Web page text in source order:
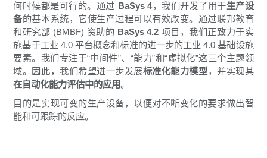
何时候都是可行的。通过 BaSys 4，我们开发了用于生产设
备的基本系统，它使生产过程可以有效改变。通过联邦教育
和研究部 (BMBF) 资助的 BaSys 4.2 项目，我们正致力于实
施基于工业 4.0 平台概念和标准的进一步的工业 4.0 基础设施
要素。我们专注于“中间件”、“能力”和“虚拟化”这三个主题领
域。因此，我们希望进一步发展标准化能力模型，并实现其
在自动化能力评估中的应用。
目的是实现可变的生产设备，以便对不断变化的要求做出智
能和可跟踪的反应。